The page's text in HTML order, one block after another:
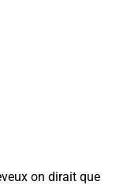
on dirait que